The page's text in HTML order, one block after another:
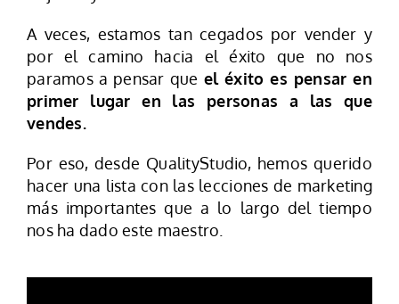
A veces, estamos tan cegados por vender y
por el camino hacia el éxito que no nos
paramos a pensar que el éxito es pensar en
primer lugar en las personas a las que
vendes.
Por eso, desde QualityStudio, hemos querido
hacer una lista con las lecciones de marketing
más importantes que a lo largo del tiempo
nos ha dado este maestro.